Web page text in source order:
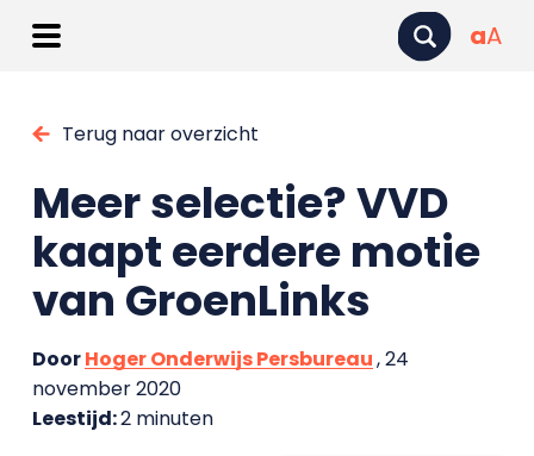
aA
Terug naar overzicht
Meer selectie? VVD
kaapt eerdere motie
van GroenLinks
DoorHoger Onderwijs Persbureau, 24
november 2020
Leestijd:2 minuten